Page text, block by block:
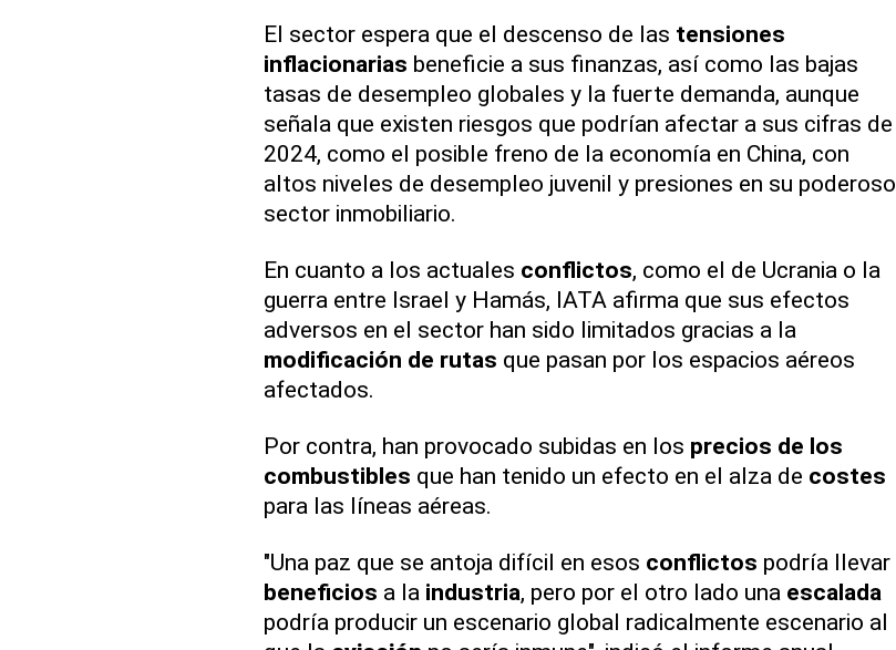
El sector espera que el descenso de las tensiones
inflacionarias beneficie a sus finanzas, así como las bajas
tasas de desempleo globales y la fuerte demanda, aunque
señala que existen riesgos que podrían afectar a sus cifras de
2024, como el posible freno de la economía en China, con
altos niveles de desempleo juvenil y presiones en su poderoso
sector inmobiliario.
En cuanto a los actuales conflictos, como el de Ucrania o la
guerra entre Israel y Hamás, IATA afirma que sus efectos
adversos en el sector han sido limitados gracias a la
modificación de rutas que pasan por los espacios aéreos
afectados.
Por contra, han provocado subidas en los precios de los
combustibles que han tenido un efecto en el alza de costes
para las líneas aéreas.
"Una paz que se antoja difícil en esos conflictos podría llevar
beneficios a la industria, pero por el otro lado una escalada
podría producir un escenario global radicalmente escenario al